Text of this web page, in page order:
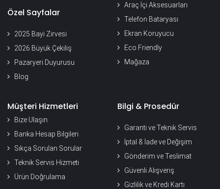
Özel Sayfalar
2025 Bayi Zirvesi
2026 Büyük Çekiliş
Pazaryeri Duyurusu
Blog
Araç İçi Aksesuarları
Telefon Bataryası
Ekran Koruyucu
Eco Friendly
Mağaza
Müşteri Hizmetleri
Bize Ulaşın
Banka Hesap Bilgileri
Sıkça Sorulan Sorular
Teknik Servis Hizmeti
Ürün Doğrulama
Bilgi & Prosedür
Garanti ve Teknik Servis
İptal & İade ve Değişim
Gönderim ve Teslimat
Güvenli Alışveriş
Gizlilik ve Kredi Kartı